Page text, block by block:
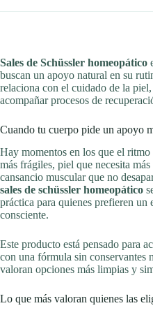
Sales de Schüssler homeopático
buscan un apoyo natural en su
relaciona con el cuidado de la
acompañar procesos de
Cuando tu cuerpo pide un apoyo
Hay momentos en los que el
más frágiles, piel que necesita
cansancio muscular que no
sales de schüssler homeopático
práctica para quienes prefieren un
consciente.
Este producto está pensado para
con una fórmula sin conservantes
valoran opciones más limpias y
Lo que más valoran quienes las